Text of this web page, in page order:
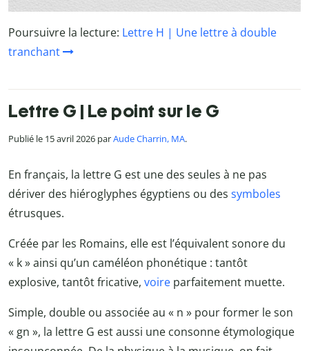
Poursuivre la lecture: Lettre H | Une lettre à double
tranchant
Lettre G | Le point sur le G
Publié le 15 avril 2026 parAude Charrin, MA.
En français, la lettre G est une des seules à ne pas
dériver des hiéroglyphes égyptiens ou des symboles
étrusques.
Créée par les Romains, elle est l’équivalent sonore du
« k » ainsi qu’un caméléon phonétique : tantôt
explosive, tantôt fricative, voire parfaitement muette.
Simple, double ou associée au « n » pour former le son
« gn », la lettre G est aussi une consonne étymologique